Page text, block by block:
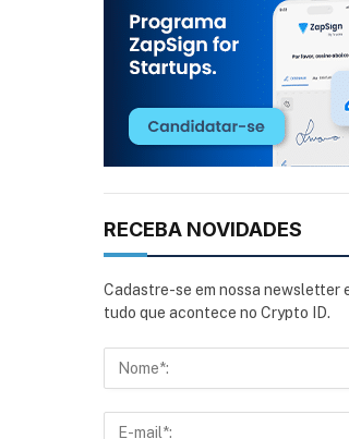
RECEBA NOVIDADES
Cadastre-se em nossa newsletter
tudo que acontece no Crypto ID.